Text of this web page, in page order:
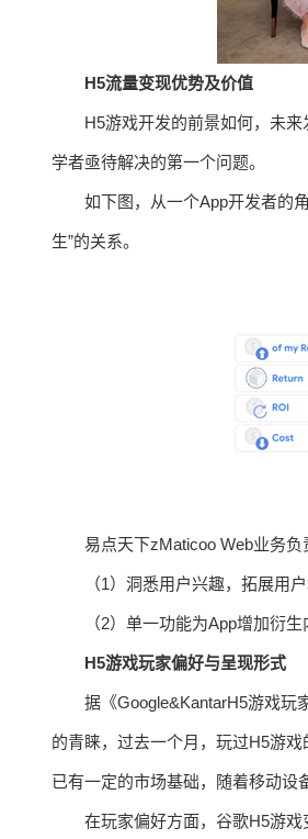
H5流量变现优势及价值
H5游戏开发的前景如何，未
学者亟待解决的第一个问题。
如下图，从一个App开发者的
生”的关系。
易点天下zMaticoo Web业务
（1）洞悉用户兴趣，拓展用
（2）单一功能为App增加衍
H5游戏玩家偏好与呈现形式
据《Google&KantarH5游戏玩
的青睐，过去一个月，玩过H5游
已有一定的市场基础，随着移动设
在玩家偏好方面，谷歌H5游